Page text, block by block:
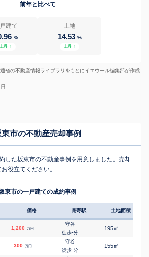
前年と比べて
建て
%
上昇 ↑
土地
14.53 %
上昇 ↑
省の不動産情報ライブラリ をもとにイエウール編集部が作成
東市の不動産売却事例
した坂東市の不動産事例を用意しました。売却
役立てください。
東市の一戸建ての成約事例
価格 最寄駅 土地面積
1,200 万円
守谷
徒歩-分
195㎡
300 万円
守谷
徒歩-分
155㎡